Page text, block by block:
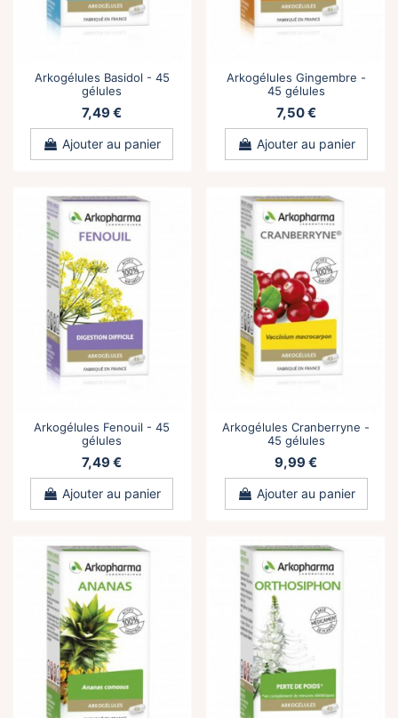
Arkogélules Basidol - 45
gélules
7,49 €
Ajouter au panier
Arkogélules Gingembre -
45 gélules
7,50 €
Ajouter au panier
Arkogélules Fenouil - 45
gélules
7,49 €
Ajouter au panier
Arkogélules Cranberryne -
45 gélules
9,99 €
Ajouter au panier